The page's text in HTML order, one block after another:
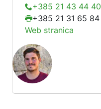
+385 21 43 44 40
+385 21 31 65 84
Web stranica